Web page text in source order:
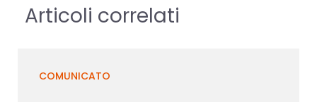
Articoli correlati
COMUNICATO